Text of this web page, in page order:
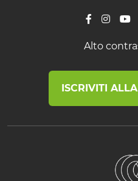
Alto
ISCRIVITI